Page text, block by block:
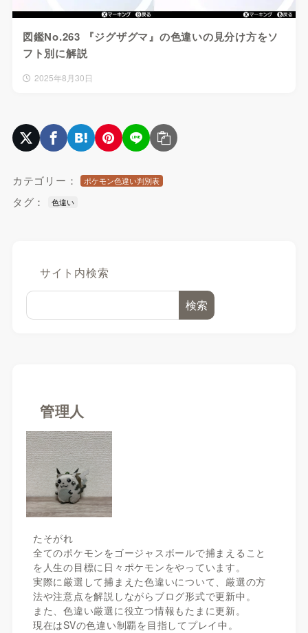
図鑑No.263 『ジグザグマ』の色違いの見分け方をソ
フト別に解説
2025年8月30日
カテゴリー： ポケモン色違い判別表
タグ： 色違い
サイト内検索
検索
管理人
たそがれ
全てのポケモンをゴージャスボールで捕まえること
を人生の目標に日々ポケモンをやっています。
実際に厳選して捕まえた色違いについて、厳選の方
法や注意点を解説しながらブログ形式で更新中。
また、色違い厳選に役立つ情報もたまに更新。
現在はSVの色違い制覇を目指してプレイ中。